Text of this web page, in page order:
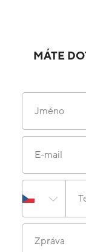
MÁTE
Jméno
E-mail
Zpráva